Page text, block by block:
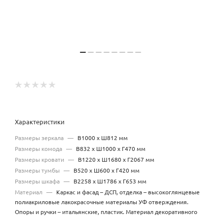
Характеристики
Размеры зеркала — В1000 х Ш812 мм
Размеры комода — В832 х Ш1000 х Г470 мм
Размеры кровати — В1220 х Ш1680 х Г2067 мм
Размеры тумбы — В520 х Ш600 х Г420 мм
Размеры шкафа — В2258 х Ш1786 х Г653 мм
Материал — Каркас и фасад – ДСП, отделка – высокоглянцевые
полиакриловые лакокрасочные материалы УФ отверждения.
Опоры и ручки – итальянские, пластик. Материал декоративного